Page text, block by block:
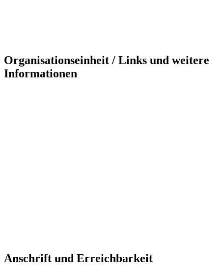
Organisationseinheit / Links und weitere
Informationen
Anschrift und Erreichbarkeit